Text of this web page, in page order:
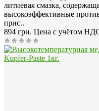
литиевая смазка,
высокоэффективные
прис..
894 грн. Цена с учётом